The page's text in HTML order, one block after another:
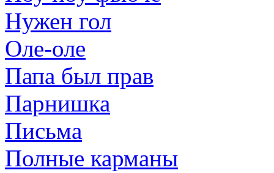
Нужен гол
Оле-оле
Папа был прав
Парнишка
Письма
Полные карманы